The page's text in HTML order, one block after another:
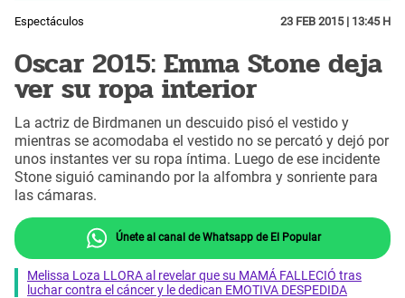
Espectáculos 23 FEB 2015 | 13:45 H
Oscar 2015: Emma Stone deja
ver su ropa interior
La actriz de Birdmanen un descuido pisó el vestido y
mientras se acomodaba el vestido no se percató y dejó por
unos instantes ver su ropa íntima. Luego de ese incidente
Stone siguió caminando por la alfombra y sonriente para
las cámaras.
Únete al canal de Whatsapp de El Popular
Melissa Loza LLORA al revelar que su MAMÁ FALLECIÓ tras
luchar contra el cáncer y le dedican EMOTIVA DESPEDIDA